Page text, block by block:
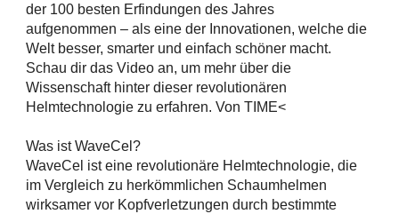
der 100 besten Erfindungen des Jahres
aufgenommen – als eine der Innovationen, welche die
Welt besser, smarter und einfach schöner macht.
Schau dir das Video an, um mehr über die
Wissenschaft hinter dieser revolutionären
Helmtechnologie zu erfahren. Von TIME<
Was ist WaveCel?
WaveCel ist eine revolutionäre Helmtechnologie, die
im Vergleich zu herkömmlichen Schaumhelmen
wirksamer vor Kopfverletzungen durch bestimmte